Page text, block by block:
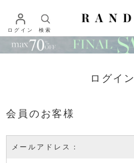
ログイン 検索
ログイン
会員のお客様
メールアドレス：